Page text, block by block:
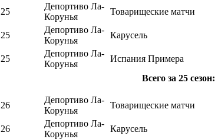
25
Депортиво Ла-
Корунья
Товарищеские матчи
25
Депортиво Ла-
Корунья
Карусель
25
Депортиво Ла-
Корунья
Испания Примера
Всего за 25 сезон:
26
Депортиво Ла-
Корунья
Товарищеские матчи
26
Депортиво Ла-
Корунья
Карусель